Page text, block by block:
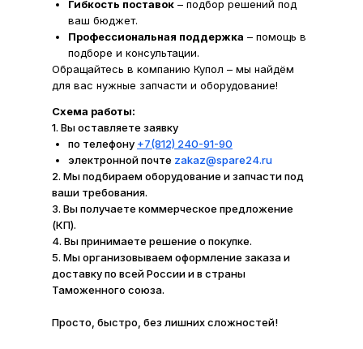
Схема работы:
1. Вы оставляете заявку
по телефону +7(812) 240-91-90
электронной почте zakaz@spare24.ru
2. Мы подбираем оборудование и запчасти под
ваши требования.
3. Вы получаете коммерческое предложение
(КП).
4. Вы принимаете решение о покупке.
5. Мы организовываем оформление заказа и
доставку по всей России и в страны
Таможенного союза.
Просто, быстро, без лишних сложностей!
Гибкость поставок – подбор решений под
ваш бюджет.
Профессиональная поддержка – помощь в
подборе и консультации.
Обращайтесь в компанию Купол – мы найдём
для вас нужные запчасти и оборудование!